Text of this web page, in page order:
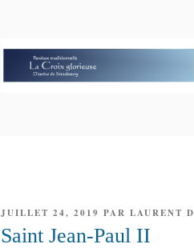
PUBLIÉ
JUILLET 24, 2019 PAR LAURENT D
Saint Jean-Paul II